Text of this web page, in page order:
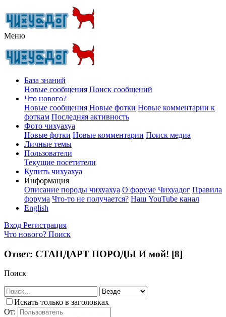
Меню
База знаний
Новые сообщения Поиск сообщений
Что нового?
Новые сообщения Новые фотки Новые комментарии к
фоткам Последняя активность
Фото чихуахуа
Новые фотки Новые комментарии Поиск медиа
Личные темы
Пользователи
Текущие посетители
Купить чихуахуа
Информация
Описание породы чихуахуа О форуме Чихуадог Правила
форума Что-то не получается? Наш YouTube канал
English
Вход Регистрация
Что нового? Поиск
Ответ: СТАНДАРТ ПОРОДЫ И мой! [8]
Поиск
Искать только в заголовках
От: